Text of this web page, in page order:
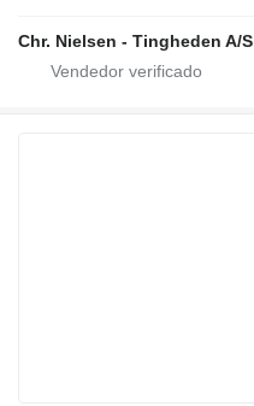
Chr. Nielsen - Tingheden A/S